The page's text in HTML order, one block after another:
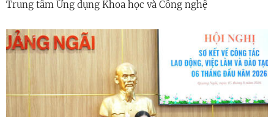
Trung tâm Ứng dụng Khoa học và Công nghệ